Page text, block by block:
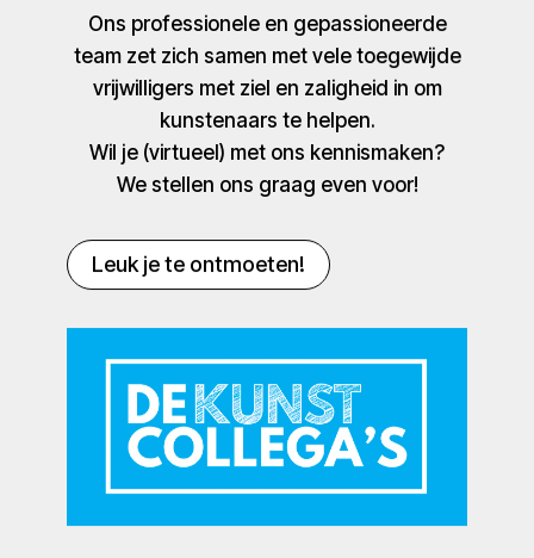
Ons professionele en gepassioneerde
team zet zich samen met vele toegewijde
vrijwilligers met ziel en zaligheid in om
kunstenaars te helpen.
Wil je (virtueel) met ons kennismaken?
We stellen ons graag even voor!
Leuk je te ontmoeten!